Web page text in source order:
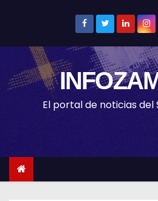
t
e
El portal de noticias del